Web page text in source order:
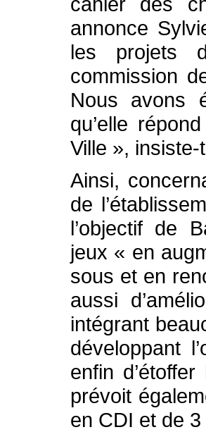
annonce
les projets
commission
Nous avons
qu’elle
Ville », insiste-
Ainsi,
de
l’objectif de
jeux « en
sous et en
aussi
intégrant
développant
enfin
prévoit
en CDI et de